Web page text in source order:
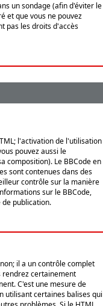
un sondage (afin d'éviter le
et que vous ne pouvez
pas les droits d'accès
l'activation de l'utilisation
pouvez aussi le
composition). Le BBCode en
sont contenues dans des
contrôle sur la manière
sur le BBCode,
publication.
il a un contrôle complet
rendrez certainement
C'est une mesure de
utilisant certaines balises qui